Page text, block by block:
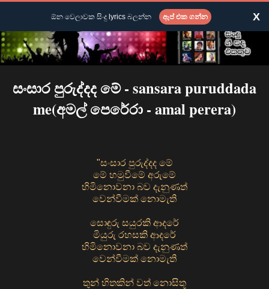
සංසාර පුරුද්දද මේ - sansara puruddada
me(අමල් පෙරේරා - amal perera)
"සංසාර පුරුද්දද මේ
මේ හමුවීමේ අරුමේ
හිමිනොවනා බව දැනුණත්
වෙන්වීමක් නොමැති
සොඳුරු සයුරකි ආදරේ
මියුරු රහසකි ආදරේ
හිමිනොවනා බව දැනුණත්
වෙන්වීමක් නොමැති
තුන් හිතකින් වත් නොසිතූ
ඕන වෙලාවක සිංදු lyrics බලන්න ඇප් එක ගන්න X